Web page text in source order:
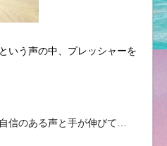
いう声の中、プレッシャーを
信のある声と手が伸びて…